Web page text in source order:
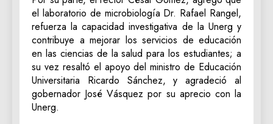
el laboratorio de microbiología Dr. Rafael Rangel,
refuerza la capacidad investigativa de la Unerg y
contribuye a mejorar los servicios de educación
en las ciencias de la salud para los estudiantes; a
su vez resaltó el apoyo del ministro de Educación
Universitaria Ricardo Sánchez, y agradeció al
gobernador José Vásquez por su aprecio con la
Unerg.